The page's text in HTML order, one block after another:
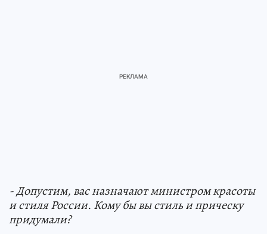
- Допустим, вас назначают министром красоты
и стиля России. Кому бы вы стиль и прическу
придумали?